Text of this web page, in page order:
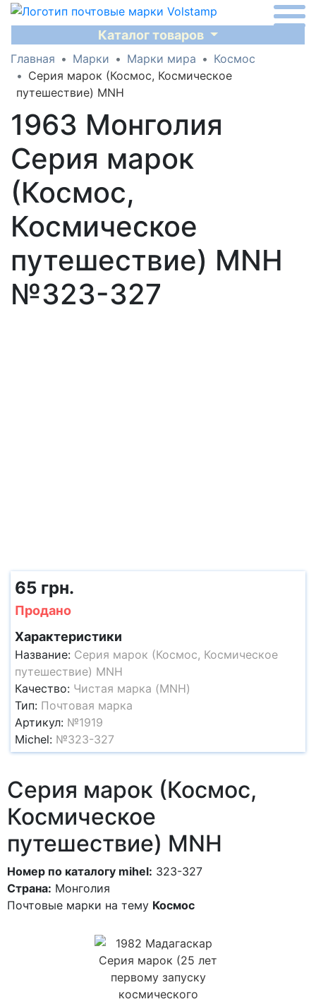
Каталог товаров
Главная Марки Марки мира
Космос
Серия марок (Космос, Космическое
путешествие) MNH
1963 Монголия
Серия марок
(Космос,
Космическое
путешествие) MNH
№323-327
65 грн.
Продано
Характеристики
Название: Серия марок (Космос, Космическое
путешествие) MNH
Качество: Чистая марка (MNH)
Тип: Почтовая марка
Артикул: №1919
Michel: №323-327
Серия марок (Космос,
Космическое
путешествие) MNH
Номер по каталогу mihel: 323-327
Страна: Монголия
Почтовые марки на тему Космос